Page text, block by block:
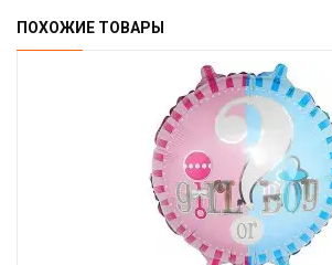
ПОХОЖИЕ ТОВАРЫ